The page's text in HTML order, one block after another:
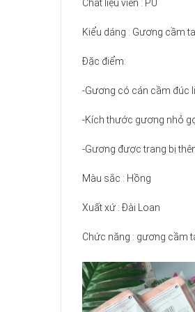
Chất liệu viền : PU
Kiểu dáng : Gương cầm
Đặc điểm:
-Gương có cán cầm đúc
-Kích thước gương nhỏ
-Gương được trang bị
Màu sắc : Hồng
Xuất xứ : Đài Loan
Chức năng : gương cầm